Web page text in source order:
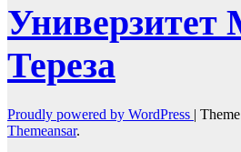
Универзитет
Тереза
Proudly powered by WordPress |
Themeansar.